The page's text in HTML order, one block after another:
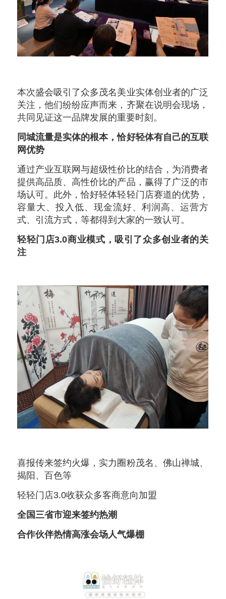
本次盛会吸引了众多茂名美业实体创业者的广泛
关注，他们纷纷应声而来，齐聚在说明会现场，
共同见证这一品牌发展的重要时刻。
同城流量是实体的根本，恰好轻体有自己的互联
网优势
通过产业互联网与超级性价比的结合，为消费者
提供高品质、高性价比的产品，赢得了广泛的市
场认可。此外，恰好轻体轻轻门店赛道的优势，
容量大、投入低、现金流好、利润高、运营方
式、引流方式，等都得到大家的一致认可。
轻轻门店3.0商业模式，吸引了众多创业者的关
注
喜报传来签约火爆，实力圈粉茂名、佛山禅城、
揭阳、百色等
轻轻门店3.0收获众多客商意向加盟
全国三省市迎来签约热潮
合作伙伴热情高涨会场人气爆棚